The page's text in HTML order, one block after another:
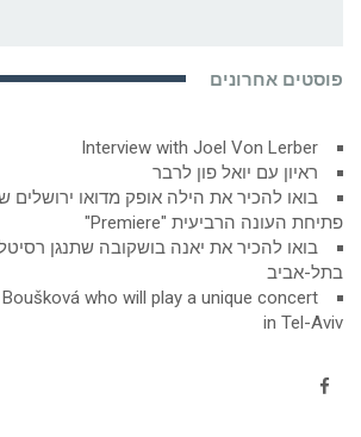
פוסטים אחרונים
Interview with Joel Von Lerber
ראיון עם יואל פון לרבר
בואו להכיר את הילה אופק מדואו ירושלים
פתיחת העונה הרביעית "Premiere"
בואו להכיר את יאנה בושקובה שתנגן רסיטל
בתל-אביב
who will play a unique concert
in Tel-Aviv